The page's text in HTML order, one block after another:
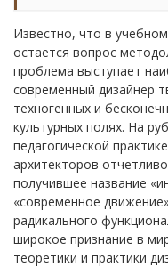
Известно, что в
остается вопрос
проблема выступает
современный дизайнер
техногенных и
культурных полях. На
педагогической
архитекторов
получившее название
«современное
радикального
широкое признание в
теоретики и практики